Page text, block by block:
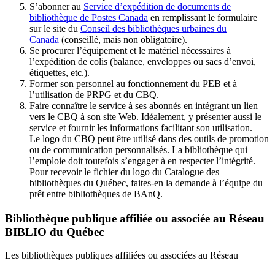
S’abonner au Service d’expédition de documents de
bibliothèque de Postes Canada en remplissant le formulaire
sur le site du Conseil des bibliothèques urbaines du
Canada (conseillé, mais non obligatoire).
Se procurer l’équipement et le matériel nécessaires à
l’expédition de colis (balance, enveloppes ou sacs d’envoi,
étiquettes, etc.).
Former son personnel au fonctionnement du PEB et à
l’utilisation de PRPG et du CBQ.
Faire connaître le service à ses abonnés en intégrant un lien
vers le CBQ à son site Web. Idéalement, y présenter aussi le
service et fournir les informations facilitant son utilisation.
Le logo du CBQ peut être utilisé dans des outils de promotion
ou de communication personnalisés. La bibliothèque qui
l’emploie doit toutefois s’engager à en respecter l’intégrité.
Pour recevoir le fichier du logo du Catalogue des
bibliothèques du Québec, faites-en la demande à l’équipe du
prêt entre bibliothèques de BAnQ.
Bibliothèque publique affiliée ou associée au Réseau
BIBLIO du Québec
Les bibliothèques publiques affiliées ou associées au Réseau